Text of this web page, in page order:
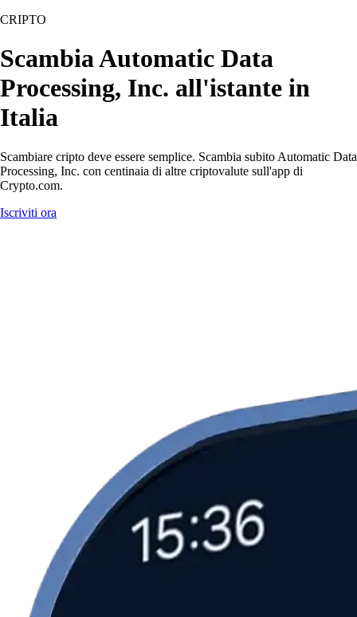
CRIPTO
Scambia Automatic Data
Processing, Inc. all'istante in
Italia
Scambiare cripto deve essere semplice. Scambia subito Automatic Data
Processing, Inc. con centinaia di altre criptovalute sull'app di
Crypto.com.
Iscriviti ora